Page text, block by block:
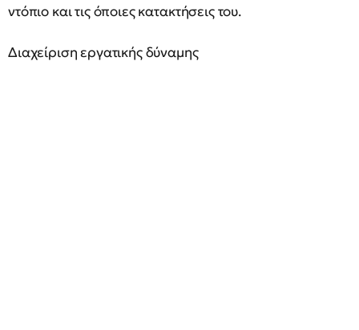
ντόπιο και τις όποιες κατακτήσεις του.
Διαχείριση εργατικής δύναμης